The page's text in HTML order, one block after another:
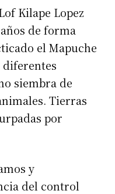
Kilape Lopez
de forma
el Mapuche
diferentes
siembra de
Tierras
por
y
del control